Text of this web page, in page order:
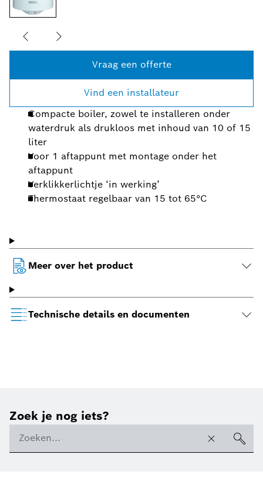
Vraag een offerte
Vind een installateur
Compacte boiler, zowel te installeren onder
waterdruk als drukloos met inhoud van 10 of 15
liter
Voor 1 aftappunt met montage onder het
aftappunt
Verklikkerlichtje ‘in werking’
Thermostaat regelbaar van 15 tot 65°C
Meer over het product
Technische details en documenten
Zoek je nog iets?